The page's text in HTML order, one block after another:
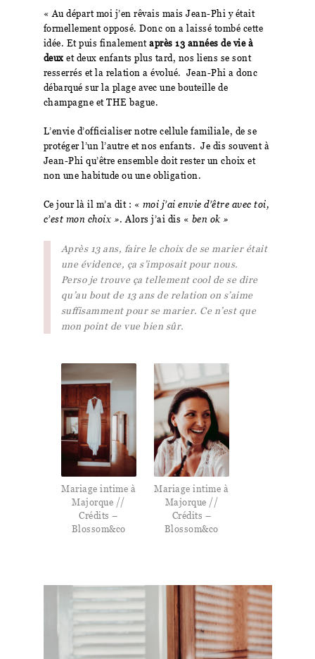
« Au départ moi j’en rêvais mais Jean-Phi y était
formellement opposé. Donc on a laissé tombé cette
idée. Et puis finalementaprès 13 années de vie à
deux et deux enfants plus tard, nos liens se sont
resserrés et la relation a évolué. Jean-Phi a donc
débarqué sur la plage avec une bouteille de
champagne et THE bague.
L’envie d’officialiser notre cellule familiale, de se
protéger l’un l’autre et nos enfants. Je dis souvent à
Jean-Phi qu’être ensemble doit rester un choix et
non une habitude ou une obligation.
Ce jour là il m’a dit : « moi j’ai envie d’être avec toi,
c’est mon choix ». Alors j’ai dis « ben ok »
Après 13 ans, faire le choix de se marier était
une évidence, ça s’imposait pour nous.
Perso je trouve ça tellement cool de se dire
qu’au bout de 13 ans de relation on s’aime
suffisamment pour se marier. Ce n’est que
mon point de vue bien sûr.
Mariage intime à
Majorque //
Crédits –
Blossom&co
Mariage intime à
Majorque //
Crédits –
Blossom&co